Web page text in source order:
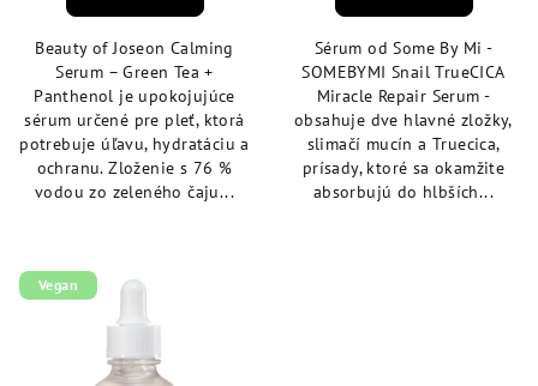
z
5
hviezdičiek.
Beauty of Joseon Calming
Serum – Green Tea +
Panthenol je upokojujúce
sérum určené pre pleť, ktorá
potrebuje úľavu, hydratáciu a
ochranu. Zloženie s 76 %
vodou zo zeleného čaju...
z
5
hviezdičiek.
Sérum od Some By Mi -
SOMEBYMI Snail TrueCICA
Miracle Repair Serum -
obsahuje dve hlavné zložky,
slimačí mucín a Truecica,
prísady, ktoré sa okamžite
absorbujú do hlbších...
Vegan